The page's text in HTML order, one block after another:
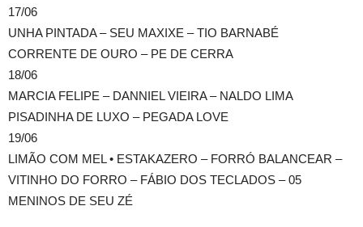
17/06
UNHA PINTADA – SEU MAXIXE – TIO BARNABÉ
CORRENTE DE OURO – PE DE CERRA
18/06
MARCIA FELIPE – DANNIEL VIEIRA – NALDO LIMA
PISADINHA DE LUXO – PEGADA LOVE
19/06
LIMÃO COM MEL • ESTAKAZERO – FORRÓ BALANCEAR –
VITINHO DO FORRO – FÁBIO DOS TECLADOS – 05
MENINOS DE SEU ZÉ